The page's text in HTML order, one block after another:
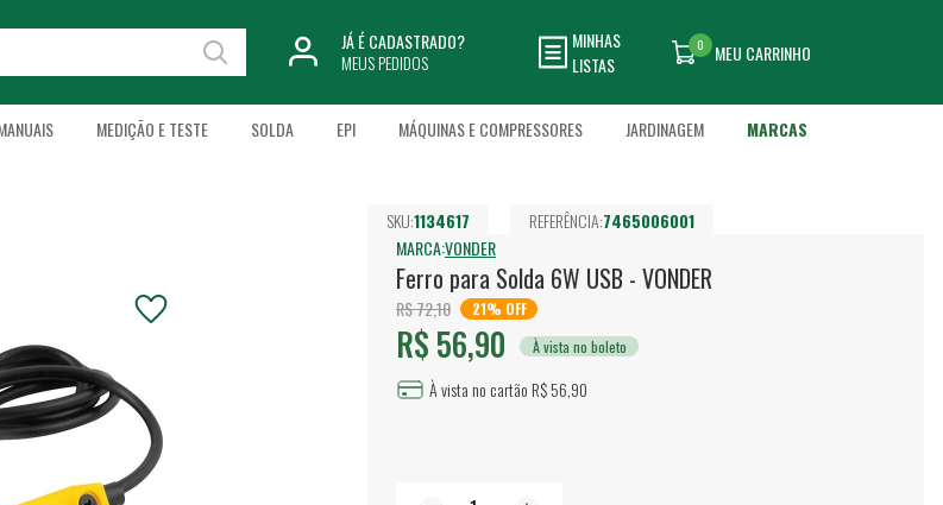
JÁ É CADASTRADO?
MEUS PEDIDOS
MINHAS
LISTAS
MEU CARRINHO
0
MEDIÇÃO E TESTE SOLDA EPI MÁQUINAS E COMPRESSORES JARDINAGEM MARCAS
SKU:1134617 REFERÊNCIA:7465006001
MARCA:VONDER
Ferro para Solda 6W USB - VONDER
R$ 72,10 21% OFF
R$ 56,90 À vista no boleto
À vista no cartão R$ 56,90